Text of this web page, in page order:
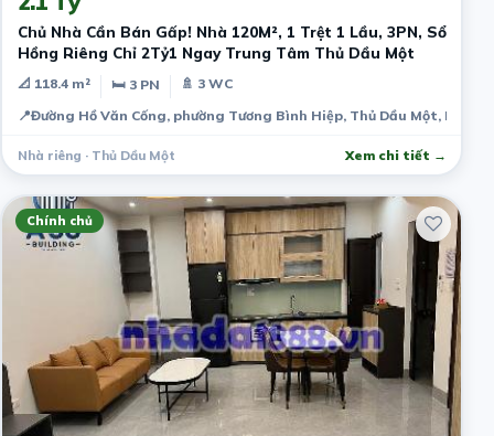
Chủ Nhà Cần Bán Gấp! Nhà 120M², 1 Trệt 1 Lầu, 3PN, Sổ
Hồng Riêng Chỉ 2Tỷ1 Ngay Trung Tâm Thủ Dầu Một
📐 118.4 m² 🛏 3 PN
🚿 3 WC
📍Đường Hồ Văn Cống, phường Tương Bình Hiệp, Thủ Dầu Một, Bình
Nhà riêng · Thủ Dầu Một Xem chi tiết →
Chính chủ